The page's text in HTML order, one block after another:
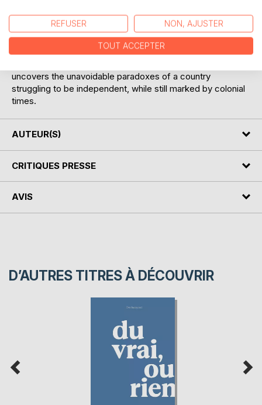
what she has witnessed herself during her voluntary
service: a poor, but joyful land in all its colours. In her first
published book the young author from Luxembourg
manages to describe the complex harmony of a landscape
uncovers the unavoidable paradoxes of a country
struggling to be independent, while still marked by colonial
times.
AUTEUR(S)
CRITIQUES PRESSE
AVIS
D’AUTRES TITRES À DÉCOUVRIR
REFUSER NON, AJUSTER
TOUT ACCEPTER